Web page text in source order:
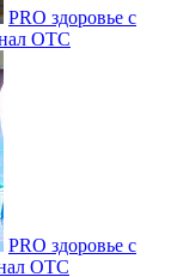
PRO здоровье с
ОТС
PRO здоровье с
ОТС